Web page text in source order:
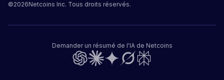
©2026Netcoins Inc. Tous droits réservés.
Demander un résumé de l'IA de Netcoins